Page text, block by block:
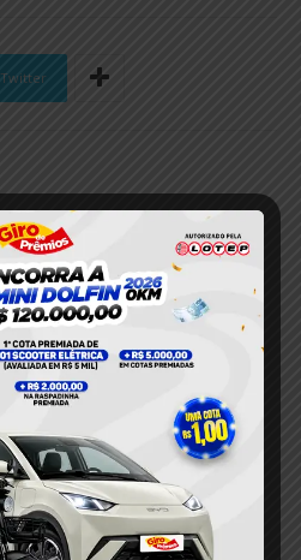
Twitter